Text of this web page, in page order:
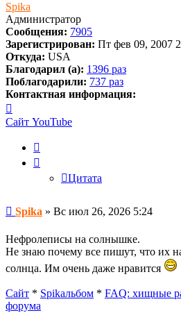
Spika
Администратор
Сообщения: 7905
Зарегистрирован: Пт фев 09, 2007
Откуда: USA
Благодарил (а): 1396 раз
Поблагодарили: 737 раз
Контактная информация:
информация
пользователя
Spika
Сайт YouTube
Цитата
Сообщение
Spika » Вс июл 26, 2026 5:24
Нефролеписы на солнышке.
Не знаю почему все пишут, что их
солнца. Им очень даже нравится
Сайт * Spikальбом * FAQ: хищные
форума